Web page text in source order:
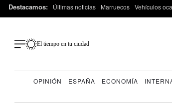
Destacamos: Últimas noticias Marruecos Vehículos
El tiempo en tu ciudad
OPINIÓN ESPAÑA ECONOMÍA